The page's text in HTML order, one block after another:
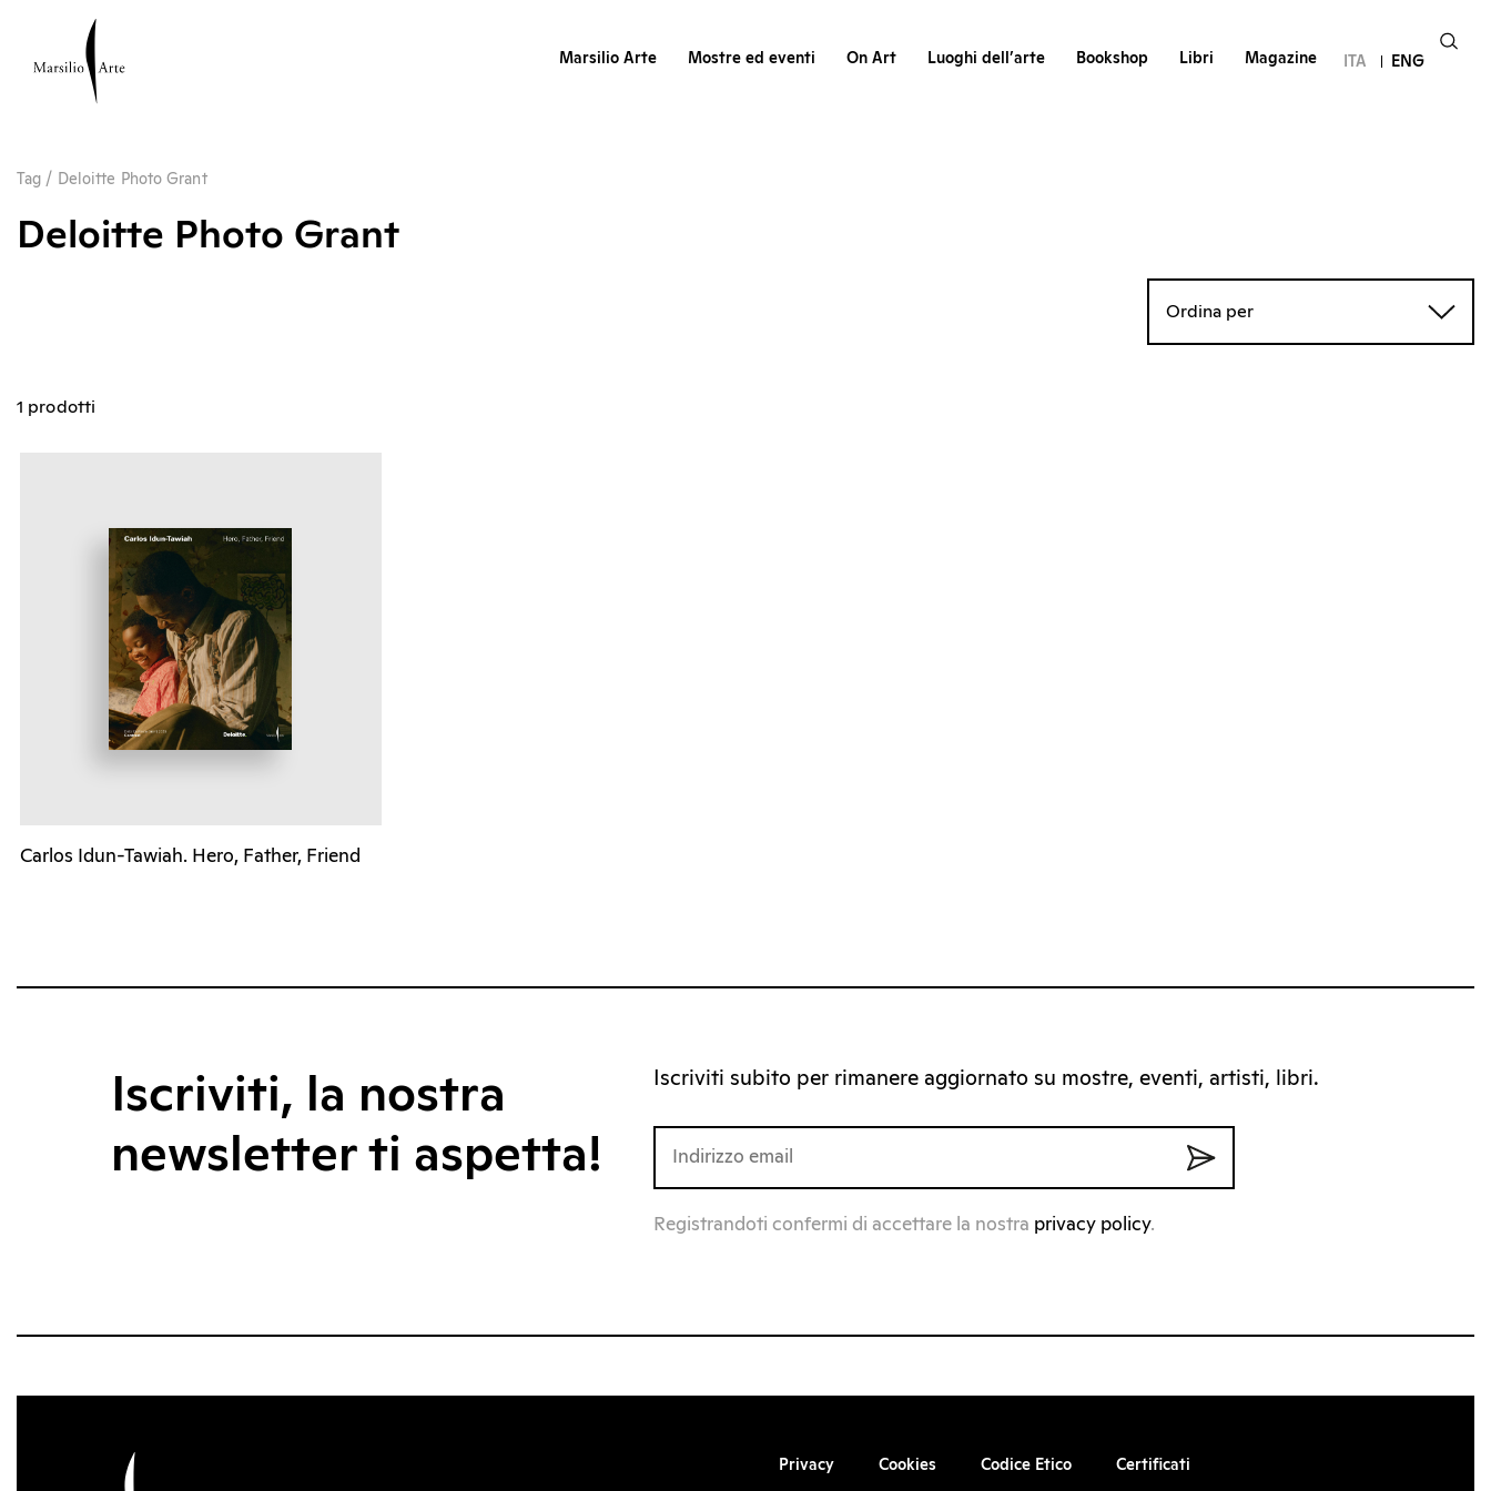
Marsilio Arte Mostre ed eventi On Art Luoghi dell’arte Bookshop Libri Magazine ITA ENG
Tag / Deloitte Photo Grant
Deloitte Photo Grant
Ordina per
1 prodotti
Carlos Idun-Tawiah. Hero, Father, Friend
Iscriviti, la nostra
newsletter ti aspetta!
Iscriviti subito per rimanere aggiornato su mostre, eventi, artisti, libri.
Registrandoti confermi di accettare la nostra privacy policy.
Privacy Cookies Codice Etico Certificati